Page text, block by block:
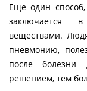
Еще один способ,
заключается
веществами.
пневмонию,
после болезни
решением, тем